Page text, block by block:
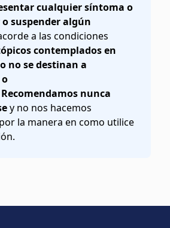
cualquier síntoma o
suspender algún
a las condiciones
contemplados en
no se destinan a
Recomendamos nunca
y no nos hacemos
la manera en como utilice